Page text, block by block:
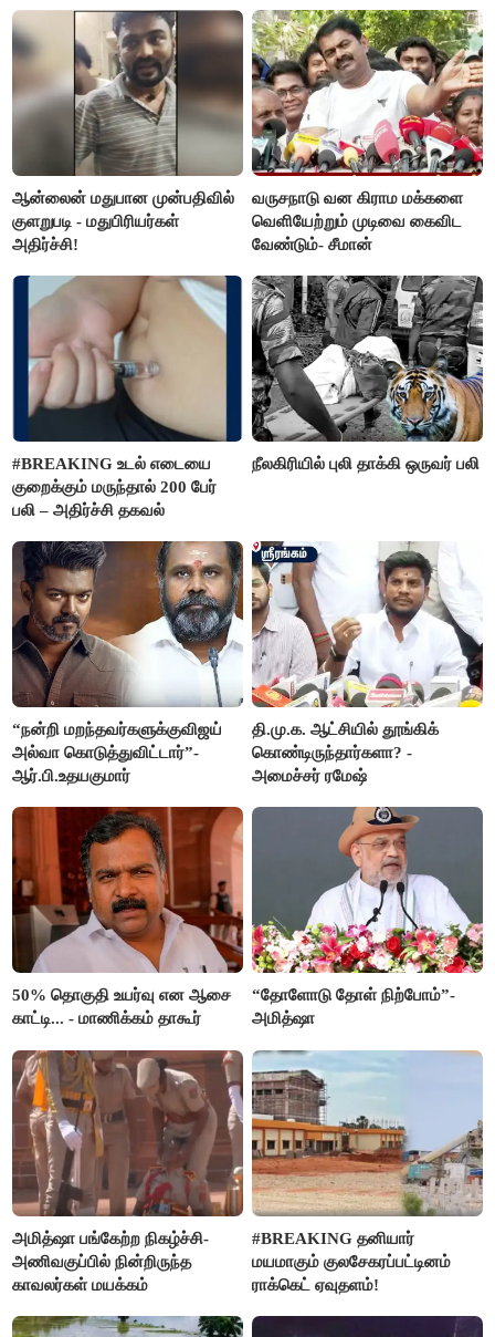
ஆன்லைன் மதுபான முன்பதிவில்
குளறுபடி - மதுபிரியர்கள்
அதிர்ச்சி!
வருசநாடு வன கிராம மக்களை
வெளியேற்றும் முடிவை கைவிட
வேண்டும்- சீமான்
#BREAKING உடல் எடையை
குறைக்கும் மருந்தால் 200 பேர்
பலி – அதிர்ச்சி தகவல்
நீலகிரியில் புலி தாக்கி ஒருவர் பலி
“நன்றி மறந்தவர்களுக்குவிஜய்
அல்வா கொடுத்துவிட்டார்”-
ஆர்.பி.உதயகுமார்
தி.மு.க. ஆட்சியில் தூங்கிக்
கொண்டிருந்தார்களா? -
அமைச்சர் ரமேஷ்
50% தொகுதி உயர்வு என ஆசை
காட்டி... - மாணிக்கம் தாகூர்
“தோளோடு தோள் நிற்போம்”-
அமித்ஷா
அமித்ஷா பங்கேற்ற நிகழ்ச்சி-
அணிவகுப்பில் நின்றிருந்த
காவலர்கள் மயக்கம்
#BREAKING தனியார்
மயமாகும் குலசேகரப்பட்டினம்
ராக்கெட் ஏவுதளம்!